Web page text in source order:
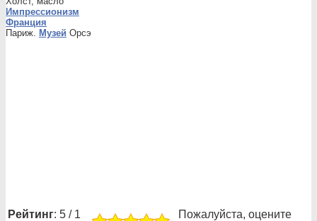
Импрессионизм
Франция
Париж. Музей Орсэ
Рейтинг: 5 / 1
Пожалуйста, оцените